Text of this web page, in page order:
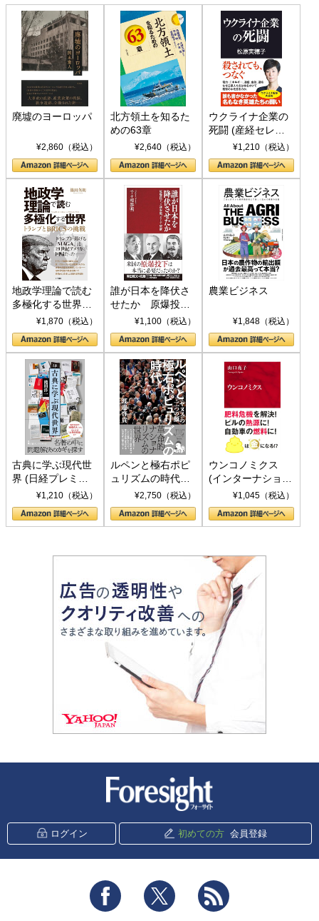
廃墟のヨーロッパ
¥2,860（税込）
北方領土を知るた
めの63章
¥2,640（税込）
ウクライナ企業の
死闘 (産経セレク
ト S 039)¥1,210（税込）
地政学理論で読む
多極化する世界：
トランプとBRICS
の挑戦
¥1,870（税込）
誰が日本を降伏さ
せたか 原爆投
下、ソ連参戦、そ
して聖断 (PHP新
書)
¥1,100（税込）
農業ビジネス
¥1,848（税込）
古典に学ぶ現代世
界 (日経プレミア
シリーズ)¥1,210（税込）
ルペンと極右ポピ
ュリズムの時代：
〈ヤヌス〉の二つ
の顔
¥2,750（税込）
ウンコノミクス
(インターナショナ
ル新書)¥1,045（税込）
ログイン 初めての方 会員登録
Facebook Twitter